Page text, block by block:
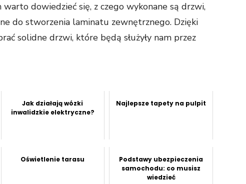
dowiedzieć się, z czego wykonane są drzwi,
do stworzenia laminatu zewnętrznego. Dzięki
solidne drzwi, które będą służyły nam przez
Jak działają wózki
inwalidzkie elektryczne?
Najlepsze tapety na pulpit
Oświetlenie tarasu
Podstawy ubezpieczenia
samochodu: co musisz
wiedzieć